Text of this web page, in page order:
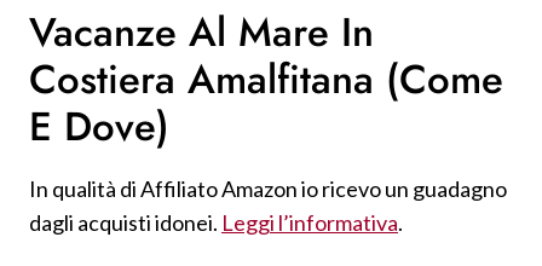
Vacanze Al Mare In
Costiera Amalfitana (come
E Dove)
In qualità di Affiliato Amazon io ricevo un guadagno
dagli acquisti idonei. Leggi l’informativa.